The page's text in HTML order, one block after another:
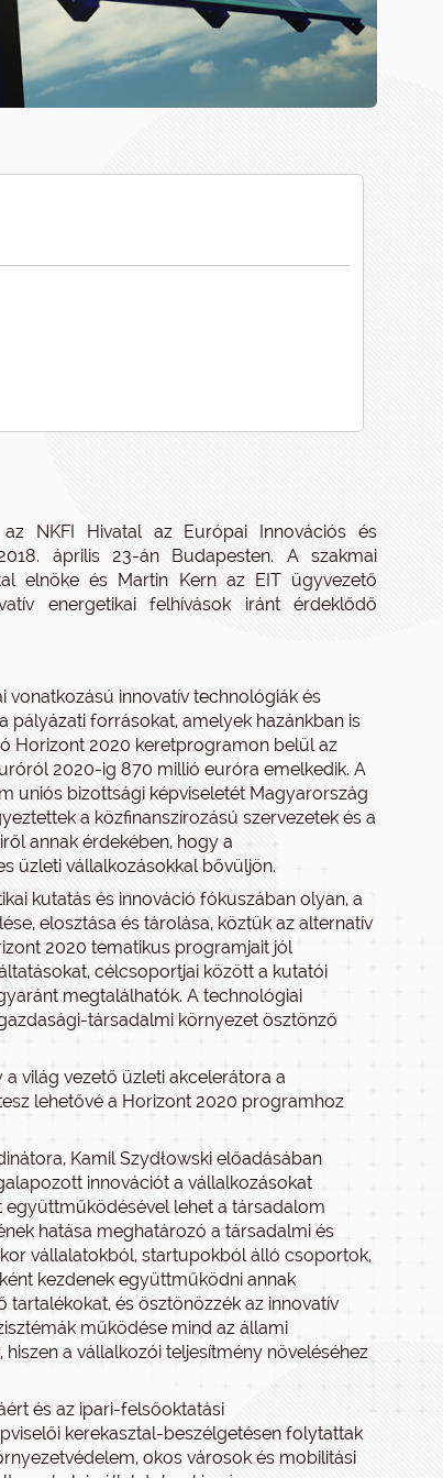
NKFI Hivatal az Európai Innovációs és
április 23-án Budapesten. A szakmai
elnöke és Martin Kern az EIT ügyvezető
energetikai felhívások iránt érdeklődő
vonatkozású innovatív technológiák és
pályázati forrásokat, amelyek hazánkban is
Horizont 2020 keretprogramon belül az
2020-ig 870 millió euróra emelkedik. A
uniós bizottsági képviseletét Magyarország
a közfinanszírozású szervezetek és a
annak érdekében, hogy a
üzleti vállalkozásokkal bővüljön.
kutatás és innováció fókuszában olyan, a
elosztása és tárolása, köztük az alternatív
2020 tematikus programjait jól
célcsoportjai között a kutatói
megtalálhatók. A technológiai
társadalmi környezet ösztönző
világ vezető üzleti akcelerátora a
lehetővé a Horizont 2020 programhoz
Kamil Szydłowski előadásában
innovációt a vállalkozásokat
lehet a társadalom
hatása meghatározó a társadalmi és
vállalatokból, startupokból álló csoportok,
kezdenek együttműködni annak
és ösztönözzék az innovatív
működése mind az állami
a vállalkozói teljesítmény növeléséhez
és az ipari-felsőoktatási
kerekasztal-beszélgetésen folytattak
okos városok és mobilitási